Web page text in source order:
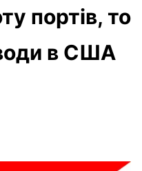
портів, то
в США